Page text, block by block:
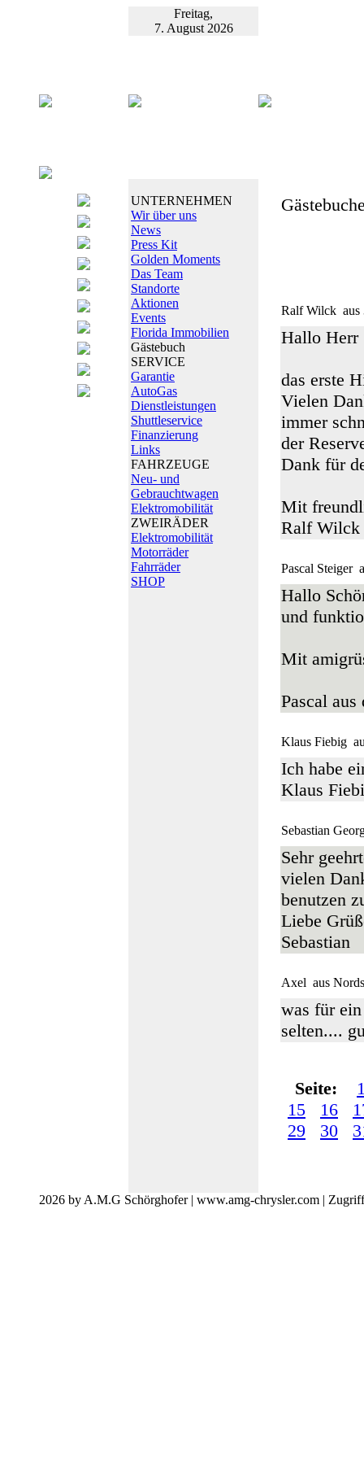
Freitag,
7. August 2026
UNTERNEHMEN
Wir über uns
News
Press Kit
Golden Moments
Das Team
Standorte
Aktionen
Events
Florida Immobilien
Gästebuch
SERVICE
Garantie
AutoGas
Dienstleistungen
Shuttleservice
Finanzierung
Links
FAHRZEUGE
Neu- und
Gebrauchtwagen
Elektromobilität
ZWEIRÄDER
Elektromobilität
Motorräder
Fahrräder
SHOP
Ralf Wilck aus
Hallo Herr
das erste
Vielen
immer
der
Dank für
Mit
Ralf Wilck
Pascal Steiger
Hallo
und
Mit
Pascal
Klaus Fiebig
Ich habe
Klaus
Sebastian
Sehr
vielen
benutzen
Liebe
Sebastian
Axel aus
was für
selten....
Seite:
15
16
29
30
2026 by A.M.G Schörghofer | www.amg-chrysler.com |